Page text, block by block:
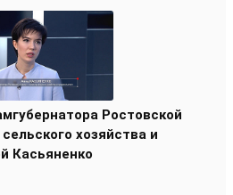
Ростовской
хозяйства и
Касьяненко